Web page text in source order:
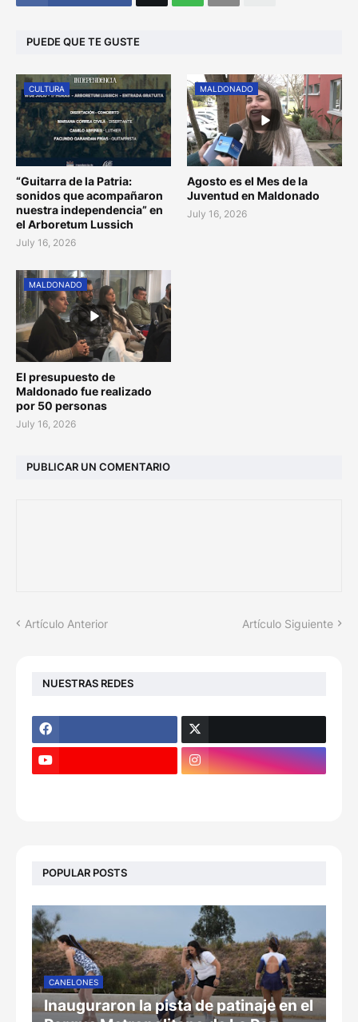
PUEDE QUE TE GUSTE
CULTURA
“Guitarra de la Patria:
sonidos que acompañaron
nuestra independencia” en
el Arboretum Lussich
July 16, 2026
MALDONADO
Agosto es el Mes de la
Juventud en Maldonado
July 16, 2026
MALDONADO
El presupuesto de
Maldonado fue realizado
por 50 personas
July 16, 2026
PUBLICAR UN COMENTARIO
Artículo Anterior Artículo Siguiente
NUESTRAS REDES
POPULAR POSTS
CANELONES
Inauguraron la pista de patinaje en el